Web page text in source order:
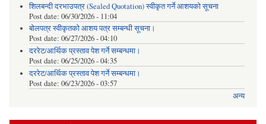
शिलबन्दी दरभाउपत्र (Sealed Quotation) स्वीकृत गर्ने आशयको सूचना
Post date: 06/30/2026 - 11:04
बोलपत्र स्वीकृतको आशय पत्र सम्बन्धी सूचना।
Post date: 06/27/2026 - 04:10
दररेट/आर्थिक प्रस्ताव पेश गर्ने सम्बन्धमा।
Post date: 06/25/2026 - 04:35
दररेट/आर्थिक प्रस्ताव पेश गर्ने सम्बन्धमा।
Post date: 06/23/2026 - 03:57
अन्य